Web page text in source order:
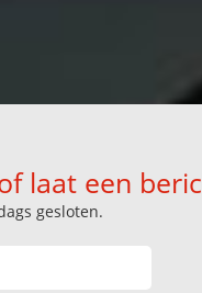
laat een
gesloten.